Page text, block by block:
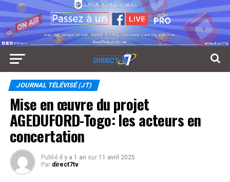
JOURNAL TÉLÉVISÉ (JT)
Mise en œuvre du projet
AGEDUFORD-Togo: les acteurs en
concertation
Publié il y a 1 an sur 11 avril 2025
Par direct7tv